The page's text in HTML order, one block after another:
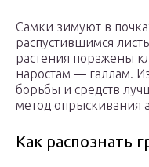
Самки зимуют в
распустившимся
растения поражены
наростам — галлам.
борьбы и средств
метод опрыскивания
Как распознать